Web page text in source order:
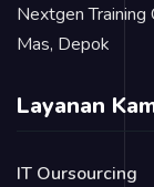
Nextgen Training
Mas, Depok
Layanan
IT Oursourcing